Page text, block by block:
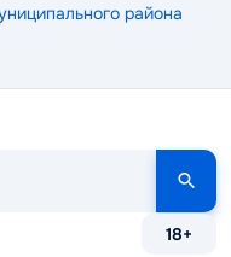
района
18+